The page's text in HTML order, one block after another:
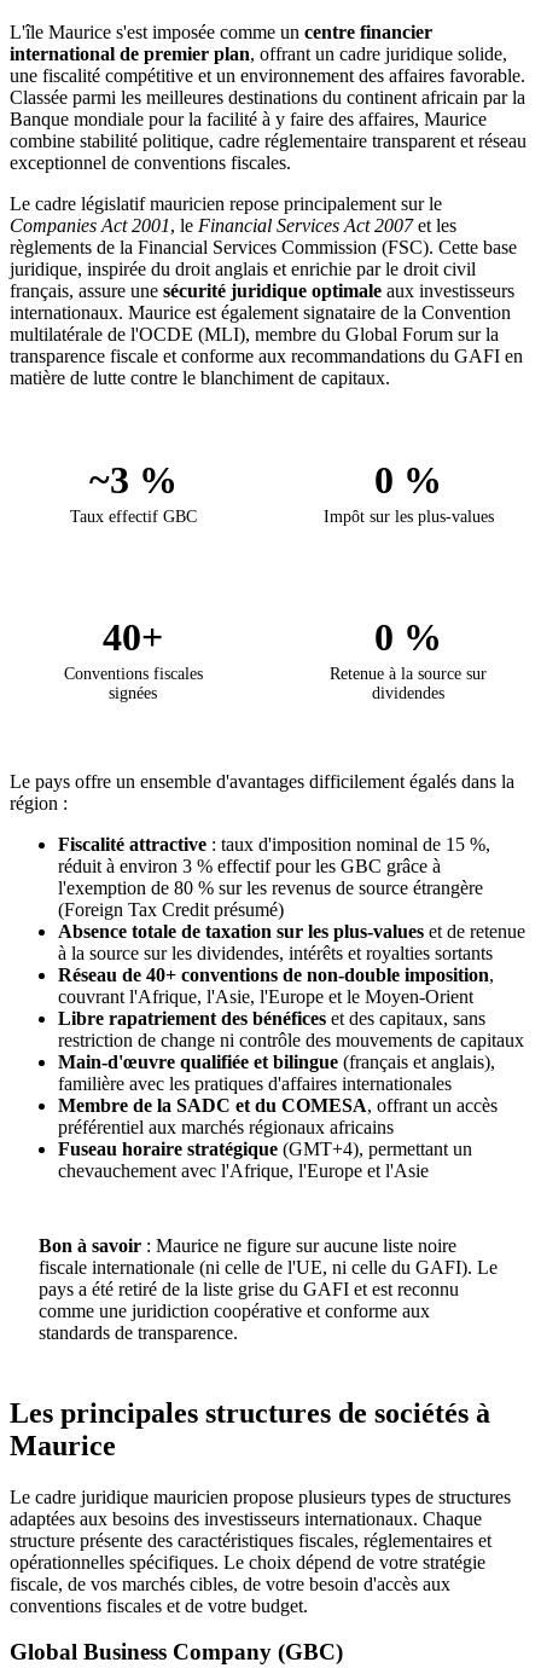
L'île Maurice s'est imposée comme un centre financier
international de premier plan, offrant un cadre juridique solide,
une fiscalité compétitive et un environnement des affaires favorable.
Classée parmi les meilleures destinations du continent africain par la
Banque mondiale pour la facilité à y faire des affaires, Maurice
combine stabilité politique, cadre réglementaire transparent et réseau
exceptionnel de conventions fiscales.
Le cadre législatif mauricien repose principalement sur le
Companies Act 2001, le Financial Services Act 2007et les
règlements de la Financial Services Commission (FSC). Cette base
juridique, inspirée du droit anglais et enrichie par le droit civil
français, assure une sécurité juridique optimale aux investisseurs
internationaux. Maurice est également signataire de la Convention
multilatérale de l'OCDE (MLI), membre du Global Forum sur la
transparence fiscale et conforme aux recommandations du GAFI en
matière de lutte contre le blanchiment de capitaux.
~3 %
Taux effectif GBC
0 %
Impôt sur les plus-values
40+
Conventions fiscales
signées
0 %
Retenue à la source sur
dividendes
Le pays offre un ensemble d'avantages difficilement égalés dans la
région :
Fiscalité attractive : taux d'imposition nominal de 15 %,
réduit à environ 3 % effectif pour les GBC grâce à
l'exemption de 80 % sur les revenus de source étrangère
(Foreign Tax Credit présumé)
Absence totale de taxation sur les plus-values et de retenue
à la source sur les dividendes, intérêts et royalties sortants
Réseau de 40+ conventions de non-double imposition,
couvrant l'Afrique, l'Asie, l'Europe et le Moyen-Orient
Libre rapatriement des bénéfices et des capitaux, sans
restriction de change ni contrôle des mouvements de capitaux
Main-d'œuvre qualifiée et bilingue (français et anglais),
familière avec les pratiques d'affaires internationales
Membre de la SADC et du COMESA, offrant un accès
préférentiel aux marchés régionaux africains
Fuseau horaire stratégique (GMT+4), permettant un
chevauchement avec l'Afrique, l'Europe et l'Asie
Bon à savoir : Maurice ne figure sur aucune liste noire
fiscale internationale (ni celle de l'UE, ni celle du GAFI). Le
pays a été retiré de la liste grise du GAFI et est reconnu
comme une juridiction coopérative et conforme aux
standards de transparence.
Les principales structures de sociétés à
Maurice
Le cadre juridique mauricien propose plusieurs types de structures
adaptées aux besoins des investisseurs internationaux. Chaque
structure présente des caractéristiques fiscales, réglementaires et
opérationnelles spécifiques. Le choix dépend de votre stratégie
fiscale, de vos marchés cibles, de votre besoin d'accès aux
conventions fiscales et de votre budget.
Global Business Company (GBC)